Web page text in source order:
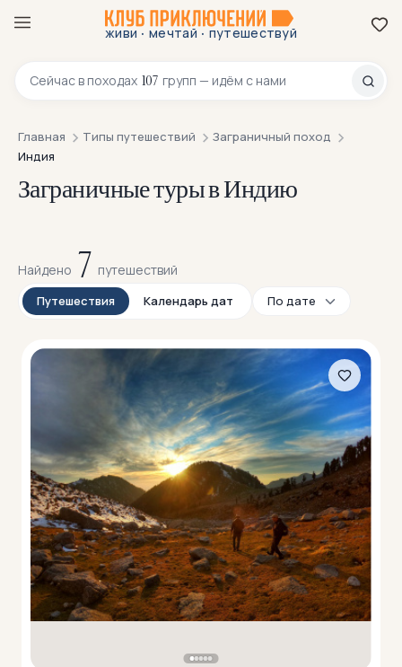
живи · мечтай · путешествуй
Сейчас в походах 107 групп — идём с нами
8 800 200-70-23
Главная Типы путешествий
Заграничный поход
Индия
Заграничные туры в Индию
Найдено 7 путешествий
Путешествия Календарь дат